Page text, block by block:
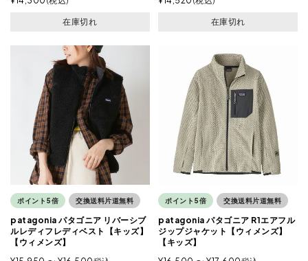
在庫切れ 在庫切れ
ポイント5倍 交換送料片道無料
patagonia パタゴニア リバーシブ
ルレディフレディベスト【キッズ】
【ウィメンズ】
ポイント5倍 交換送料片道無料
patagonia パタゴニア R1エアフル
ジップジャケット【ウィメンズ】
【キッズ】